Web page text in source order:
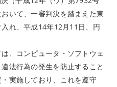
いて、一審判決を踏まえた東
れ、平成14年12月11日、円
、コンピュータ・ソフトウェ
法行為の発生を防止すること
実施しており、これを遵守